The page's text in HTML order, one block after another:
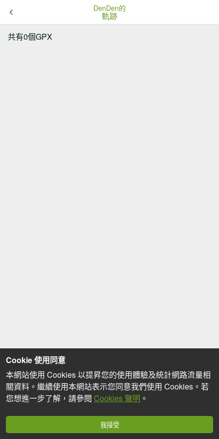
DenDen的
軌跡
共有0個GPX
Cookie 使用同意
本網站使用 Cookies 以提昇您的使用體驗及統計網路流量相
關資料。繼續使用本網站表示您同意我們使用 Cookies。若
您想進一步了解，請參閱 Cookies 聲明 。
我接受